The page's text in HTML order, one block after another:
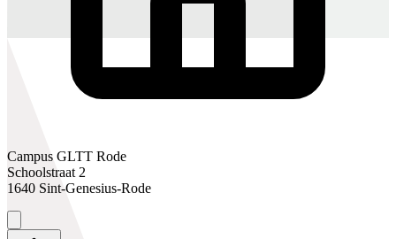
Campus GLTT Rode
Schoolstraat 2
1640 Sint-Genesius-Rode